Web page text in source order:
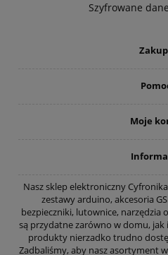
Szyfrowane
Moje
Nasz sklep elektroniczny
zestawy arduino, akcesoria
bezpieczniki, lutownice, narzędzia
są przydatne zarówno w domu,
produkty nierzadko trudno
Zadbaliśmy, aby nasz asortyment